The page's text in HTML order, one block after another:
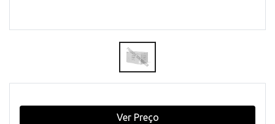
Ver Preço